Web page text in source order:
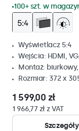
100+ szt. w
Wyświetlacz 5:4
Wejścia: HDMI,
Montaż:
Rozmiar: 372 x
1 599,00 zł
1 966,77 zł z VAT
Szczegóły